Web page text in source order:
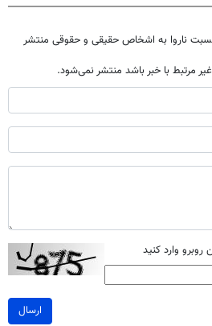
ناروا به اشخاص حقیقی و حقوقی منتشر
مرتبط با خبر باشد منتشر نمی‌شود.
وارد کنید
ارسال